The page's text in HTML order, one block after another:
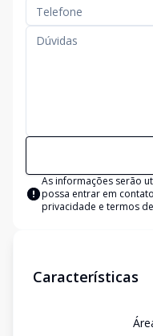
As informações serão
possa entrar em
privacidade e termos
Características